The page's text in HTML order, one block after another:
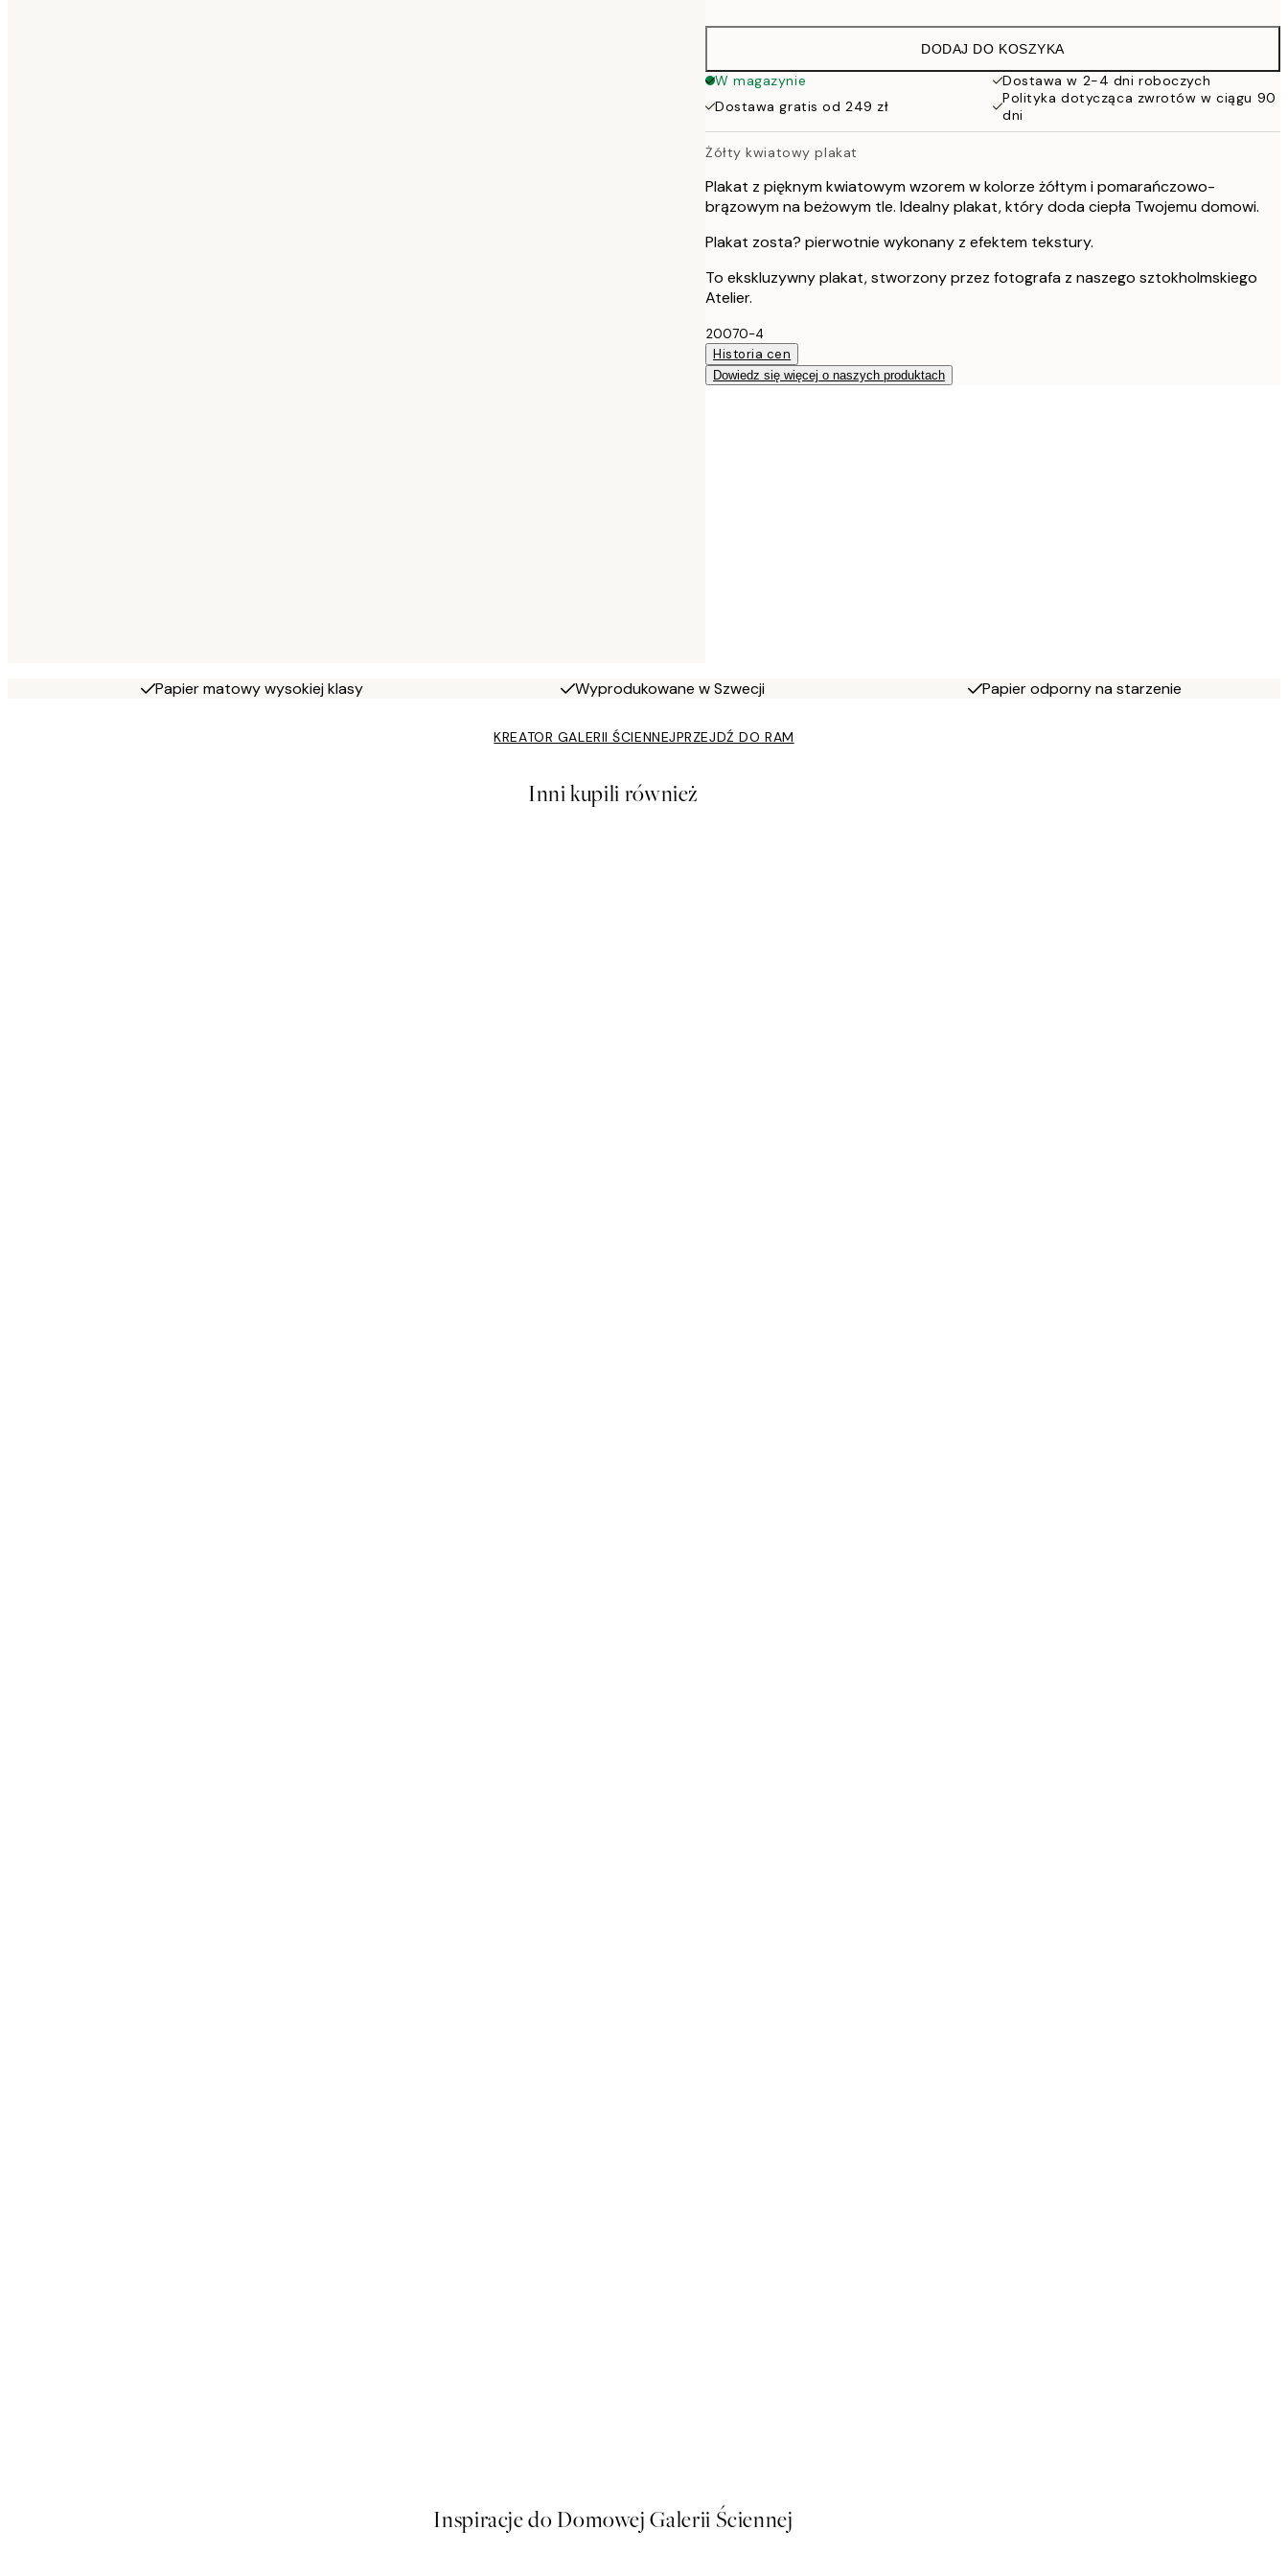
86 zł
152 zł
100x150 cm 264,50 zł
DODAJ DO KOSZYKA
W magazynie
Dostawa w 2-4 dni roboczych
Dostawa gratis od 249 zł
Polityka dotycząca zwrotów w ciągu 90
dni
Żółty kwiatowy plakat
Plakat z pięknym kwiatowym wzorem w kolorze żółtym i pomarańczowo-
brązowym na beżowym tle. Idealny plakat, który doda ciepła Twojemu domowi.
Plakat zosta? pierwotnie wykonany z efektem tekstury.
To ekskluzywny plakat, stworzony przez fotografa z naszego sztokholmskiego
Atelier.
20070-4
Historia cen
Dowiedz się więcej o naszych produktach
Papier matowy wysokiej klasy Wyprodukowane w Szwecji Papier odporny na starzenie
KREATOR GALERII ŚCIENNEJPRZEJDŹ DO RAM
Inni kupili również
Inspiracje do Domowej Galerii Ściennej